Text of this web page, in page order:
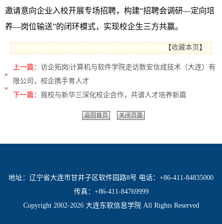
邀请意向企业入校开展专场招聘，构建“招聘会调研—定向培
养—岗位输送”的闭环模式，实现校企生三方共赢。
【收藏本页 】
上一篇： 访企拓岗|计算机与软件学院走访数安信成技术（大连）有
限公司，校企携手育人才
下一篇： 我校与新华三深化校企合作，共谱人才培养新篇
返回首页 关闭页面
地址：辽宁省大连市甘井子区软件园路8号 电话：+86-411-84835000
传真：+86-411-84769999
Copyright 2002-2026 大连东软信息学院 All Rights Reserved